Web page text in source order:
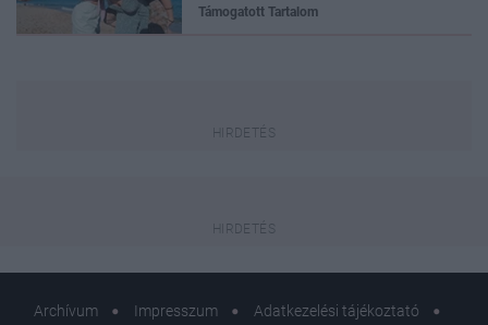
Támogatott Tartalom
Archívum Impresszum
Adatkezelési tájékoztató